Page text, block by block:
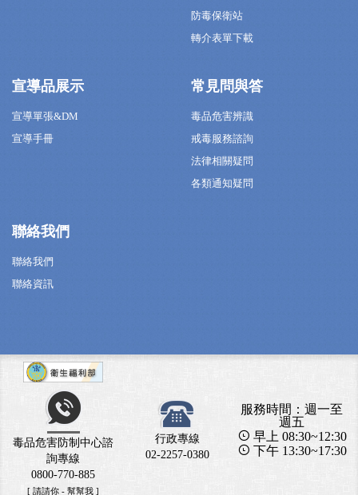
防毒保衛站
轉介表單下載
宣導品展示
宣導單張&DM
宣導手冊
常見問與答
毒品危害辨識
戒毒服務諮詢
法律相關疑問
各類通知疑問
聯絡我們
聯絡我們
聯絡資訊
毒品危害防制中心諮
詢專線
0800-770-885
[ 請請你 - 幫幫我 ]
行政專線
02-2257-0380
服務時間：週一至
週五
早上 08:30~12:30
下午 13:30~17:30